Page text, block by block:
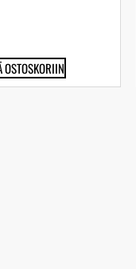
OSTOSKORIIN